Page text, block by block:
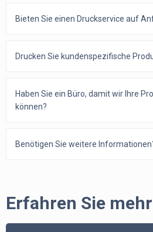
Bieten Sie einen Druckservice auf
Drucken Sie kundenspezifische
Haben Sie ein Büro, damit wir Ihre
können?
Benötigen Sie weitere
Erfahren Sie mehr